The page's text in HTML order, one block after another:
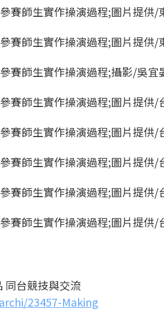
賽師生實作操演過程;圖片提供
賽師生實作操演過程;圖片提供
賽師生實作操演過程;攝影/吳宜
賽師生實作操演過程;圖片提供
賽師生實作操演過程;圖片提供
賽師生實作操演過程;圖片提供
賽師生實作操演過程;圖片提供
賽師生實作操演過程;圖片提供
同台競技與交流
23457-Making